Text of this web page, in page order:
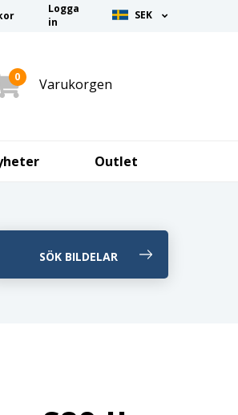
Logga
in
SEK
0 Varukorgen
Outlet